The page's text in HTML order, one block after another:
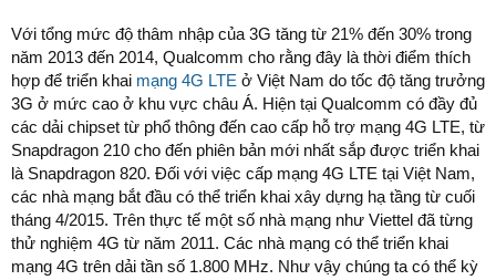
Với tổng mức độ thâm nhập của 3G tăng từ 21% đến 30% trong
năm 2013 đến 2014, Qualcomm cho rằng đây là thời điểm thích
hợp để triển khai mạng 4G LTE ở Việt Nam do tốc độ tăng trưởng
3G ở mức cao ở khu vực châu Á. Hiện tại Qualcomm có đầy đủ
các dải chipset từ phổ thông đến cao cấp hỗ trợ mạng 4G LTE, từ
Snapdragon 210 cho đến phiên bản mới nhất sắp được triển khai
là Snapdragon 820. Đối với việc cấp mạng 4G LTE tại Việt Nam,
các nhà mạng bắt đầu có thể triển khai xây dựng hạ tầng từ cuối
tháng 4/2015. Trên thực tế một số nhà mạng như Viettel đã từng
thử nghiệm 4G từ năm 2011. Các nhà mạng có thể triển khai
mạng 4G trên dải tần số 1.800 MHz. Như vậy chúng ta có thể kỳ